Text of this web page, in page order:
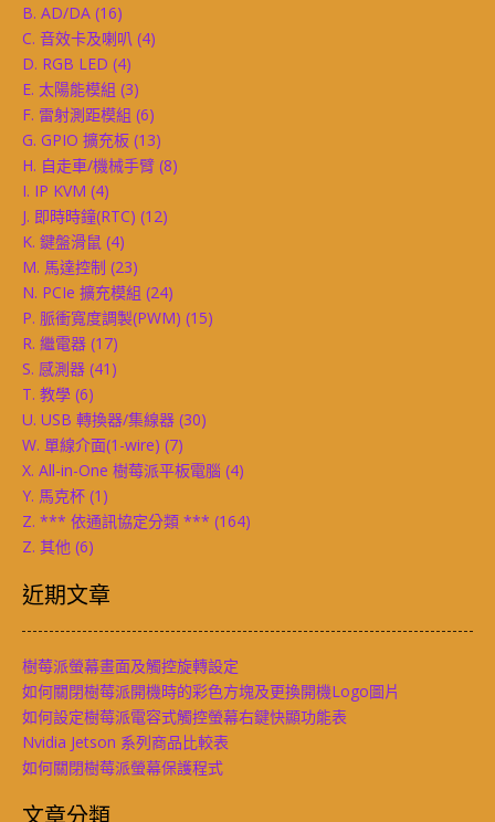
B. AD/DA (16)
C. 音效卡及喇叭 (4)
D. RGB LED (4)
E. 太陽能模組 (3)
F. 雷射測距模組 (6)
G. GPIO 擴充板 (13)
H. 自走車/機械手臂 (8)
I. IP KVM (4)
J. 即時時鐘(RTC) (12)
K. 鍵盤滑鼠 (4)
M. 馬達控制 (23)
N. PCIe 擴充模組 (24)
P. 脈衝寬度調製(PWM) (15)
R. 繼電器 (17)
S. 感測器 (41)
T. 教學 (6)
U. USB 轉換器/集線器 (30)
W. 單線介面(1-wire) (7)
X. All-in-One 樹莓派平板電腦 (4)
Y. 馬克杯 (1)
Z. *** 依通訊協定分類 *** (164)
Z. 其他 (6)
近期文章
樹莓派螢幕畫面及觸控旋轉設定
如何關閉樹莓派開機時的彩色方塊及更換開機Logo圖片
如何設定樹莓派電容式觸控螢幕右鍵快顯功能表
Nvidia Jetson 系列商品比較表
如何關閉樹莓派螢幕保護程式
文章分類